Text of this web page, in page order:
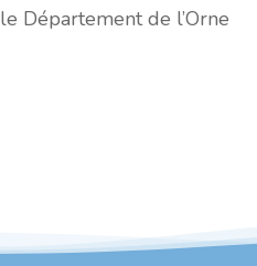
le Département de l’Orne